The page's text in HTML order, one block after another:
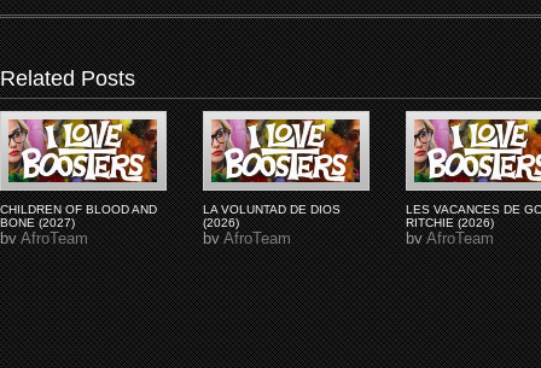
Related Posts
CHILDREN OF BLOOD AND
BONE (2027)
byAfroTeam
LA VOLUNTAD DE DIOS
(2026)
byAfroTeam
LES VACANCES DE
RITCHIE (2026)
byAfroTeam